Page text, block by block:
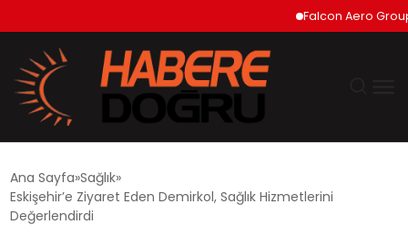
Falcon Aero Group,
EKONOMİ
Ana Sayfa Sağlık
Eskişehir’e Ziyaret Eden Demirkol, Sağlık Hizmetlerini
Değerlendirdi